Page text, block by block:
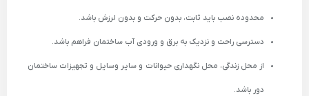
محدوده نصب باید ثابت، بدون حرکت و بدون لرزش باشد.
دسترسی راحت و نزدیک به برق و ورودی آب ساختمان فراهم باشد.
از محل زندگی، محل نگهداری حیوانات و سایر وسایل و تجهیزات ساختمان
دور باشد.